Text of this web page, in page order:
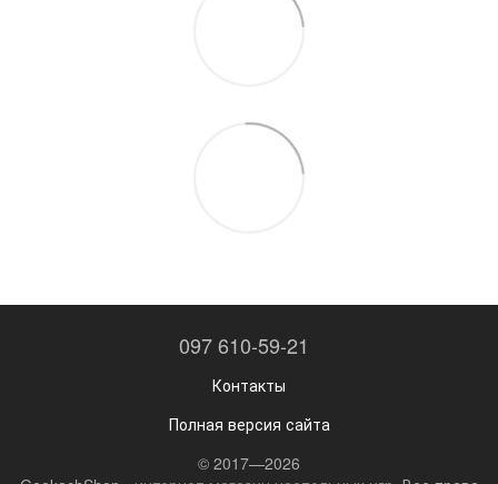
097 610-59-21
Контакты
Полная версия сайта
© 2017—2026